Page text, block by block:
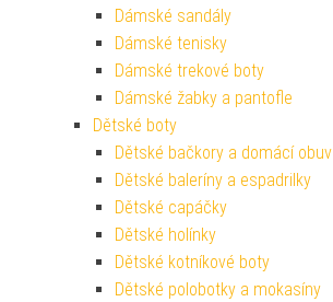
Dámské sandály
Dámské tenisky
Dámské trekové boty
Dámské žabky a pantofle
Dětské boty
Dětské bačkory a domácí obuv
Dětské baleríny a espadrilky
Dětské capáčky
Dětské holínky
Dětské kotníkové boty
Dětské polobotky a mokasíny